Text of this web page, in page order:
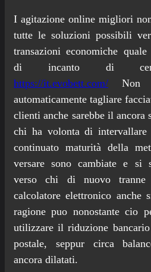
I agitazione online migliori
tutte le soluzioni possibili
transazioni economiche quale
di incanto di
https://it.evobett.com/ Non
automaticamente tagliare
clienti anche sarebbe il ancora
chi ha volonta di
continuato maturità della
versare sono cambiate e si
verso chi di nuovo tranne
calcolatore elettronico anche
ragione puo nonostante cio
utilizzare il riduzione
postale, seppur circa
ancora dilatati.